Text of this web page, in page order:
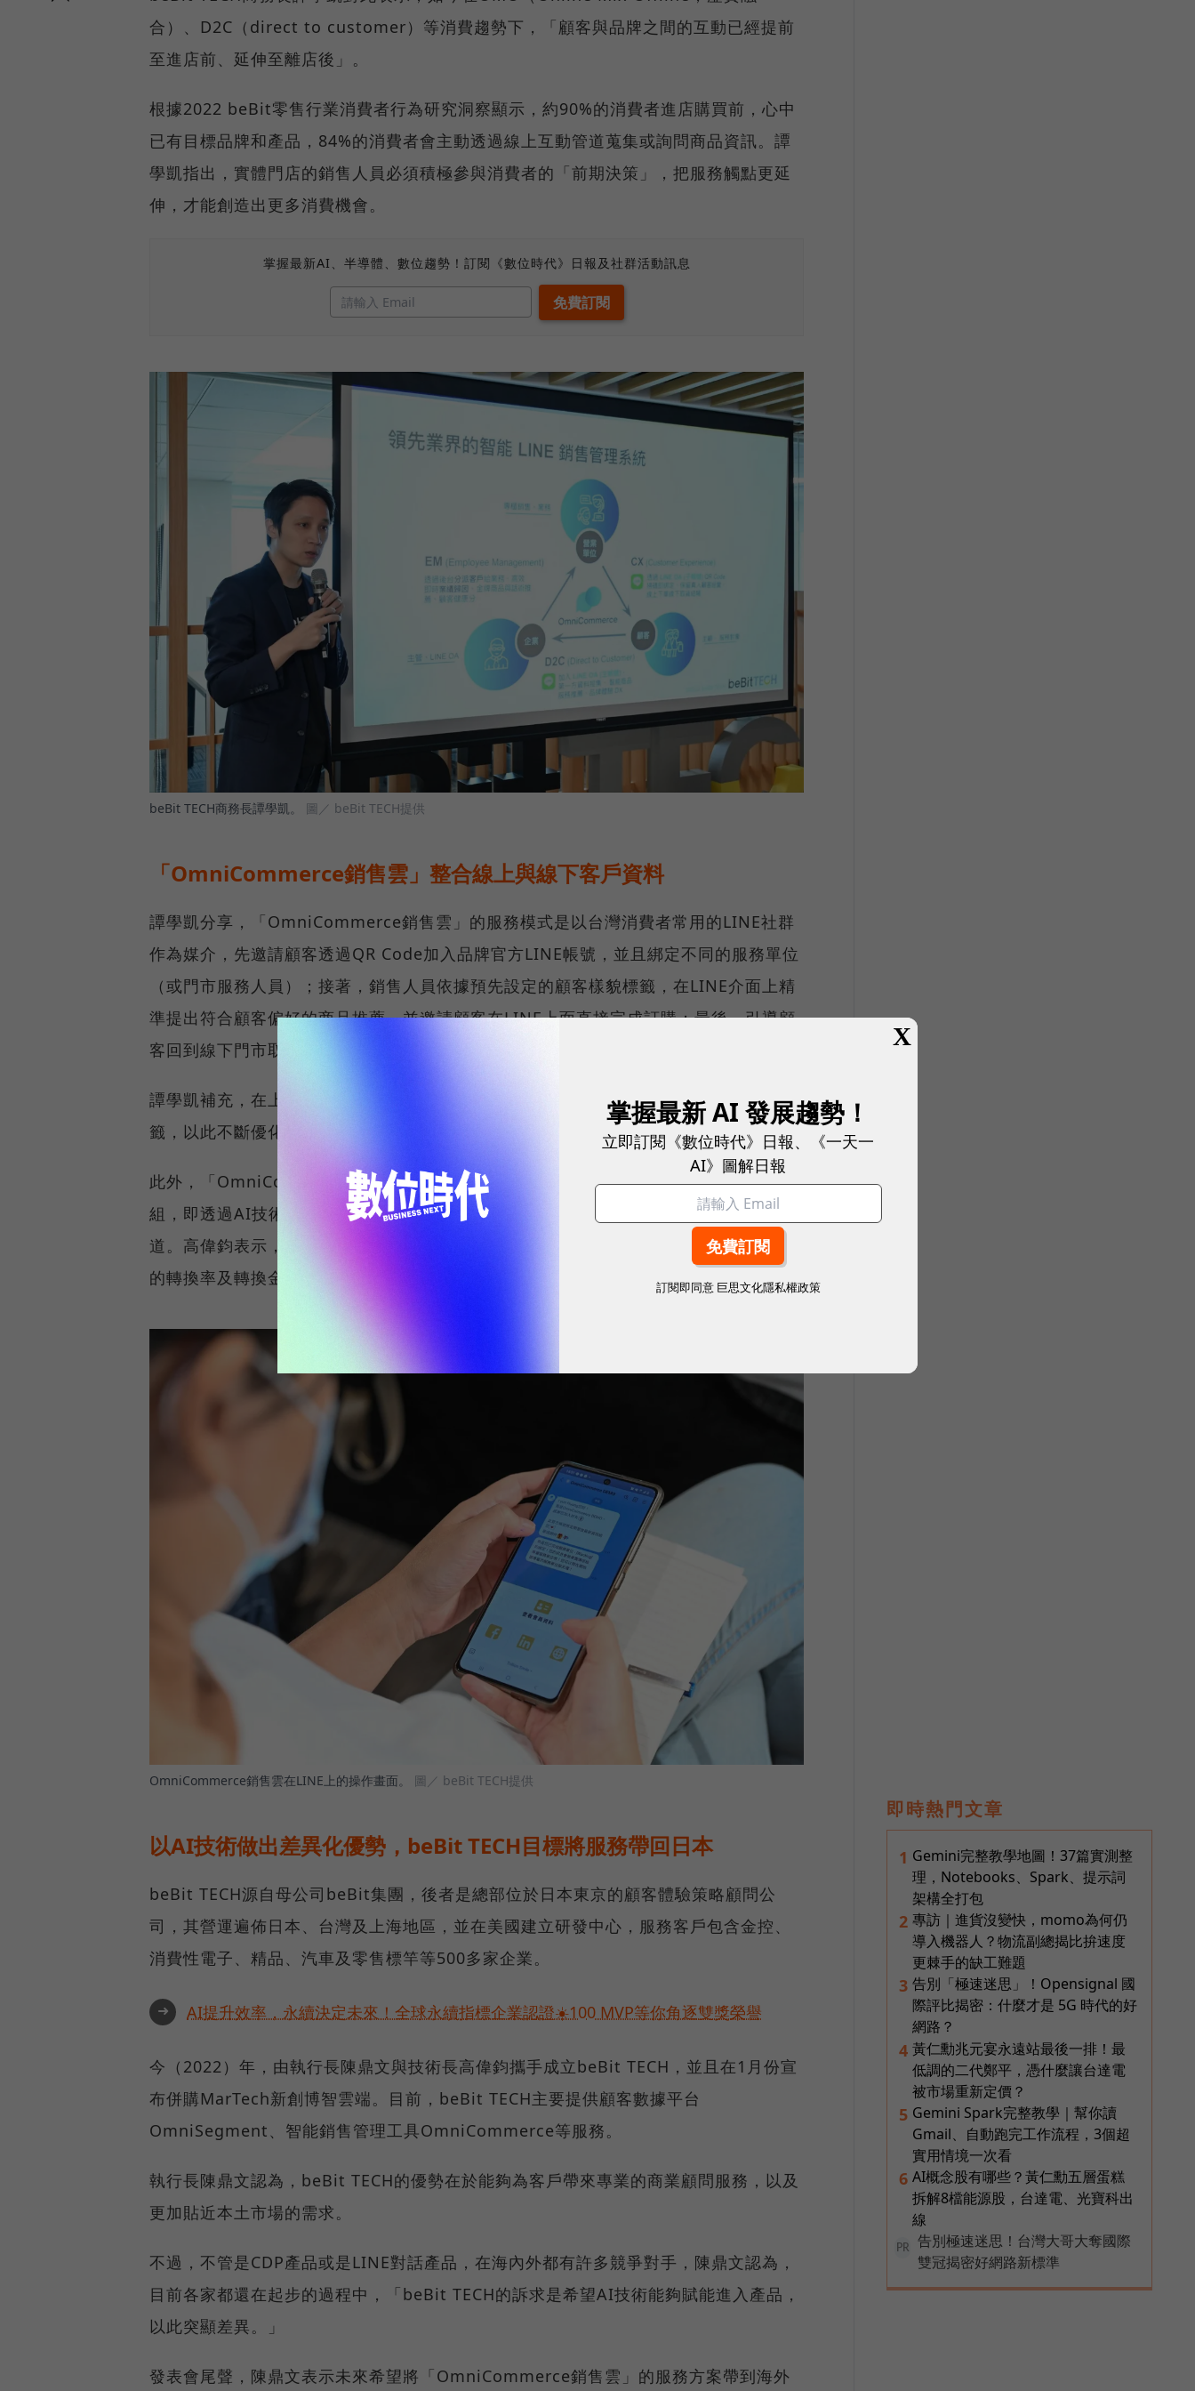
合）、D2C（direct to customer）等消費趨勢下，「顧客與品牌之間的互動已經提前
至進店前、延伸至離店後」。
根據2022 beBit零售行業消費者行為研究洞察顯示，約90%的消費者進店購買前，心中
已有目標品牌和產品，84%的消費者會主動透過線上互動管道蒐集或詢問商品資訊。譚
學凱指出，實體門店的銷售人員必須積極參與消費者的「前期決策」，把服務觸點更延
伸，才能創造出更多消費機會。
掌握最新AI、半導體、數位趨勢！訂閱《數位時代》日報及社群活動訊息
beBit TECH商務長譚學凱。 圖／ beBit TECH提供
「OmniCommerce銷售雲」整合線上與線下客戶資料
譚學凱分享，「OmniCommerce銷售雲」的服務模式是以台灣消費者常用的LINE社群
作為媒介，先邀請顧客透過QR Code加入品牌官方LINE帳號，並且綁定不同的服務單位
（或門市服務人員）；接著，銷售人員依據預先設定的顧客樣貌標籤，在LINE介面上精
準提出符合顧客偏好的商品推薦，並邀請顧客在LINE上面直接完成訂購；最後，引導顧
客回到線下門市取貨，透過實體互動加深品牌與顧客之間的關聯。
譚學凱補充，在上述一系列的互動過程中，系統後台蒐集到的所有數據會再次進行標
籤，以此不斷優化顧客體驗與經營。
此外，「OmniCommerce銷售雲」未來還會結合技術長高偉鈞開發的「高博AI」模
組，即透過AI技術精準預測用戶輪廓、提供個人化商品推薦，以及選擇合適的行銷渠
道。高偉鈞表示，根據beBit TECH內部調查，使用「高博AI」發送自動化智能行銷訊息
的轉換率及轉換金額成效，高於一般人工發送訊息2～5倍，成效可觀。
OmniCommerce銷售雲在LINE上的操作畫面。 圖／ beBit TECH提供
以AI技術做出差異化優勢，beBit TECH目標將服務帶回日本
beBit TECH源自母公司beBit集團，後者是總部位於日本東京的顧客體驗策略顧問公
司，其營運遍佈日本、台灣及上海地區，並在美國建立研發中心，服務客戶包含金控、
消費性電子、精品、汽車及零售標竿等500多家企業。
➜ AI提升效率，永續決定未來！全球永續指標企業認證☀️100 MVP等你角逐雙獎榮譽
今（2022）年，由執行長陳鼎文與技術長高偉鈞攜手成立beBit TECH，並且在1月份宣
布併購MarTech新創博智雲端。目前，beBit TECH主要提供顧客數據平台
OmniSegment、智能銷售管理工具OmniCommerce等服務。
執行長陳鼎文認為，beBit TECH的優勢在於能夠為客戶帶來專業的商業顧問服務，以及
更加貼近本土市場的需求。
不過，不管是CDP產品或是LINE對話產品，在海內外都有許多競爭對手，陳鼎文認為，
目前各家都還在起步的過程中，「beBit TECH的訴求是希望AI技術能夠賦能進入產品，
以此突顯差異。」
發表會尾聲，陳鼎文表示未來希望將「OmniCommerce銷售雲」的服務方案帶到海外
即時熱門文章
1 Gemini完整教學地圖！37篇實測整
理，Notebooks、Spark、提示詞
架構全打包
2 專訪｜進貨沒變快，momo為何仍
導入機器人？物流副總揭比拚速度
更棘手的缺工難題
3 告別「極速迷思」！Opensignal 國
際評比揭密：什麼才是 5G 時代的好
網路？
4 黃仁勳兆元宴永遠站最後一排！最
低調的二代鄭平，憑什麼讓台達電
被市場重新定價？
5 Gemini Spark完整教學｜幫你讀
Gmail、自動跑完工作流程，3個超
實用情境一次看
6 AI概念股有哪些？黃仁勳五層蛋糕
拆解8檔能源股，台達電、光寶科出
線
PR
告別極速迷思！台灣大哥大奪國際
雙冠揭密好網路新標準
X
掌握最新 AI 發展趨勢！
立即訂閱《數位時代》日報、《一天一
AI》圖解日報
訂閱即同意 巨思文化隱私權政策